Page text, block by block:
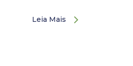
Leia Mais